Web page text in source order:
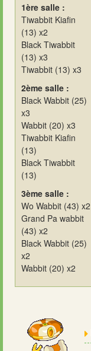
1ère salle :
Tiwabbit Kiafin
(13) x2
Black Tiwabbit
(13) x3
Tiwabbit (13) x3
2ème salle :
Black Wabbit (25)
x3
Wabbit (20) x3
Tiwabbit Kiafin
(13)
Black Tiwabbit
(13)
3ème salle :
Wo Wabbit (43) x2
Grand Pa wabbit
(43) x2
Black Wabbit (25)
x2
Wabbit (20) x2